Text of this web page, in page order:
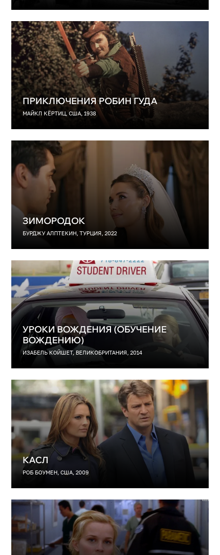
ПРИКЛЮЧЕНИЯ РОБИН ГУДА
МАЙКЛ КЁРТИЦ, США, 1938
ЗИМОРОДОК
БУРДЖУ АЛПТЕКИН, ТУРЦИЯ, 2022
УРОКИ ВОЖДЕНИЯ (ОБУЧЕНИЕ
ВОЖДЕНИЮ)
ИЗАБЕЛЬ КОЙШЕТ, ВЕЛИКОБРИТАНИЯ, 2014
КАСЛ
РОБ БОУМЕН, США, 2009